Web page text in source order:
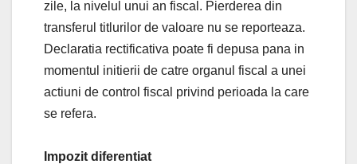
zile, la nivelul unui an fiscal. Pierderea din
transferul titlurilor de valoare nu se reporteaza.
Declaratia rectificativa poate fi depusa pana in
momentul initierii de catre organul fiscal a unei
actiuni de control fiscal privind perioada la care
se refera.
Impozit diferentiat